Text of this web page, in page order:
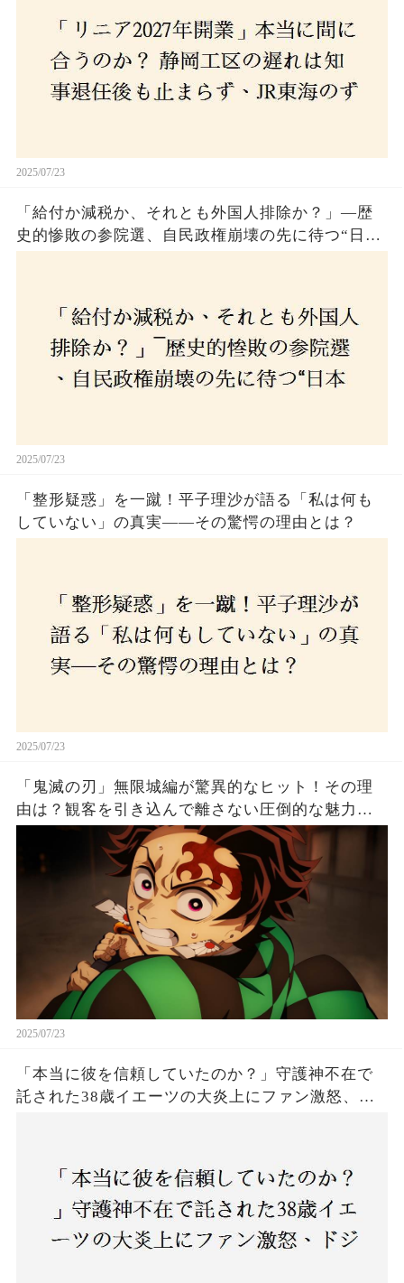
2025/07/23
「給付か減税か、それとも外国人排除か？」―歴
史的惨敗の参院選、自民政権崩壊の先に待つ“日本
2025/07/23
「整形疑惑」を一蹴！平子理沙が語る「私は何も
していない」の真実——その驚愕の理由とは？
2025/07/23
「鬼滅の刃」無限城編が驚異的なヒット！その理
由は？観客を引き込んで離さない圧倒的な魅力と
2025/07/23
「本当に彼を信頼していたのか？」守護神不在で
託された38歳イエーツの大炎上にファン激怒、ド